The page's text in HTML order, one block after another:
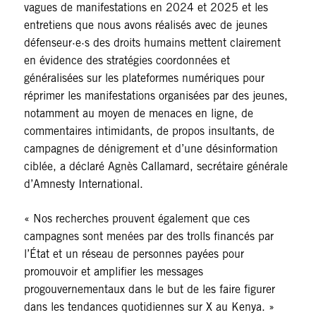
vagues de manifestations en 2024 et 2025 et les
entretiens que nous avons réalisés avec de jeunes
défenseur·e·s des droits humains mettent clairement
en évidence des stratégies coordonnées et
généralisées sur les plateformes numériques pour
réprimer les manifestations organisées par des jeunes,
notamment au moyen de menaces en ligne, de
commentaires intimidants, de propos insultants, de
campagnes de dénigrement et d’une désinformation
ciblée, a déclaré Agnès Callamard, secrétaire générale
d’Amnesty International.
« Nos recherches prouvent également que ces
campagnes sont menées par des trolls financés par
l’État et un réseau de personnes payées pour
promouvoir et amplifier les messages
progouvernementaux dans le but de les faire figurer
dans les tendances quotidiennes sur X au Kenya. »